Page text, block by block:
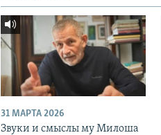
31 МАРТА 2026
Звуки и смыслы му Милоша